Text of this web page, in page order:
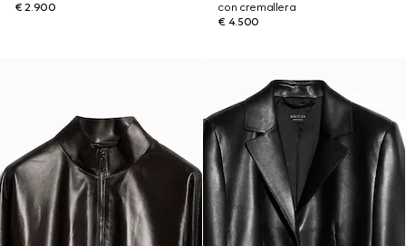
€ 2.900
con cremallera
€ 4.500